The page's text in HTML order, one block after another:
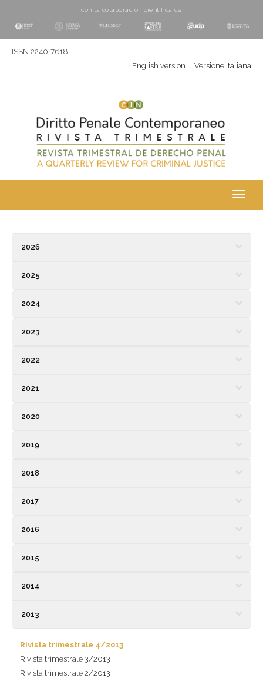
con la colaboración cientí­fica de
ISSN 2240-7618
English version
Versione italiana
2026
2025
2024
2023
2022
2021
2020
2019
2018
2017
2016
2015
2014
2013
Rivista trimestrale 4/2013
Rivista trimestrale 3/2013
Rivista trimestrale 2/2013